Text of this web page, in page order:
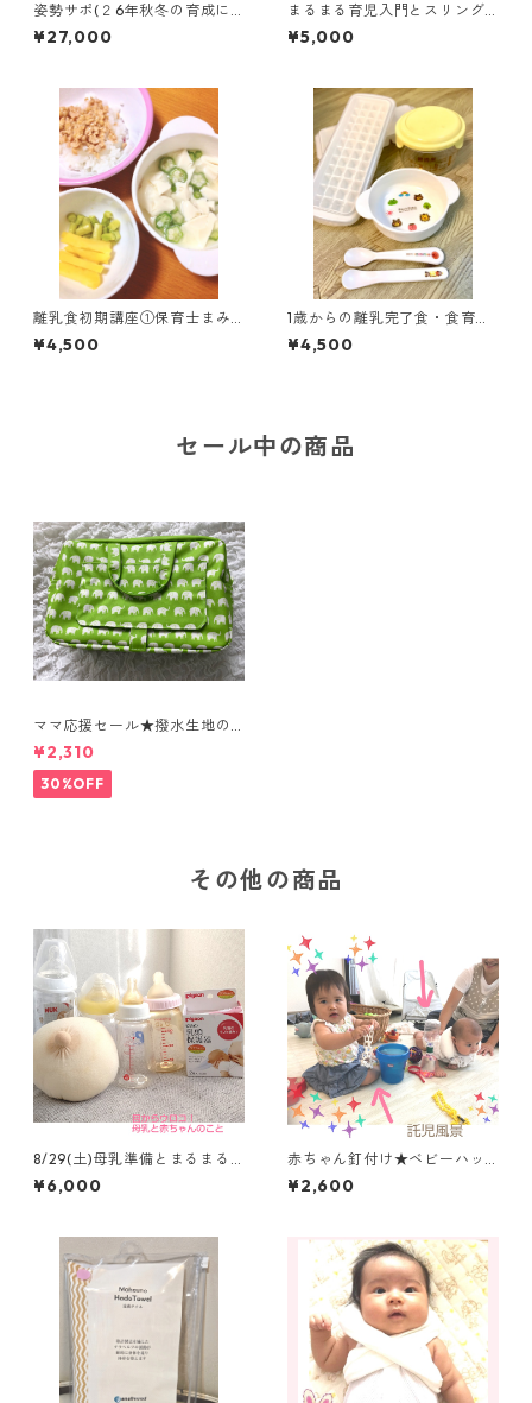
姿勢サポ(２6年秋冬の育成に
むけて)レッスン1は動画講座
¥27,000
まるまる育児入門とスリング
事前動画 産後のLINEフォロ
ー1か月
¥5,000
離乳食初期講座①保育士まみ
先生講座 からだとお口に
あわせて 90分のリアルレ
¥4,500
1歳からの離乳完了食・食育と
歯の健康③保育士まみ先生講
座 90分のリアルレッスン
¥4,500
セール中の商品
ママ応援セール★撥水生地の
表面は水にも汚れにも強く、
おしりふきがさっと出せる
おしゃれで機能的なおむつポ
ーチ
¥2,310
30%OFF
その他の商品
8/29(土)母乳準備とまるまる
育児の質問会10:00~(妊婦向
け~産後1か月以内) 産後一か
¥6,000
赤ちゃん釘付け★ベビーハッ
ピーセット（CD入り２点セッ
ト)
¥2,600